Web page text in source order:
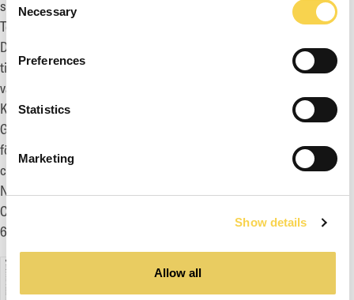
Selection
Necessary
Preferences
Statistics
Marketing
Show details
Allow all
spelutvecklingsdivisioner Daybreak Games, Piranha Games,
Toadman Studios, Big Blue Bubble och Antimatter Games.
Dessutom har koncernens marknadsavdelning Petrol bidragit
till att släppa 1 500+ titlar, varav många världsberömda
varumärken såsom Call of Duty, Destiny och Elden Ring.
Koncernens förläggar- och distributionsavdelningar Fireshine
Games besitter expertis inom både fysisk och digital
förläggning. Koncernen har sitt huvudkontor i Stockholm med
cirka 880 anställda i 16 kontor världen över.
Nasdaq First North Growth Market Ticker Symbol: EG7
Certifierad Adviser: Eminova Fondkommission AB, Tel: +46 8
684 211 00
MechWarrior 5: Mercenaries - Rise of Rasalhague släpps
idag